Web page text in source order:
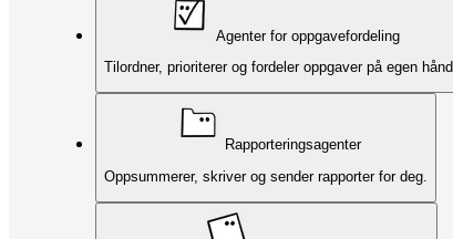
Agenter for oppgavefordeling
Tilordner, prioriterer og fordeler oppgaver på egen hånd.
Rapporteringsagenter
Oppsummerer, skriver og sender rapporter for deg.